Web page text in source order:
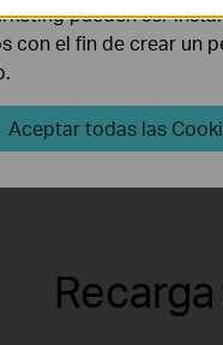
pueden ser
con el fin de crear un
Aceptar todas las